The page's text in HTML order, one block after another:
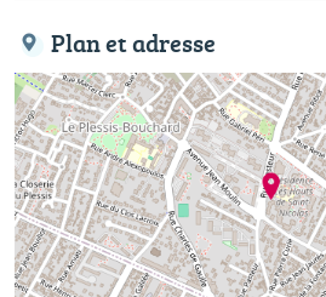
Plan et adresse